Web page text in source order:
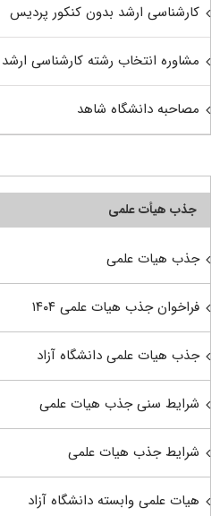
کارشناسی ارشد بدون کنکور پردیس
مشاوره انتخاب رشته کارشناسی ارشد
مصاحبه دانشگاه شاهد
جذب هیأت علمی
جذب هیات علمی
فراخوان جذب هیات علمی ۱۴۰۴
جذب هیات علمی دانشگاه آزاد
شرایط سنی جذب هیات علمی
شرایط جذب هیات علمی
هیات علمی وابسته دانشگاه آزاد